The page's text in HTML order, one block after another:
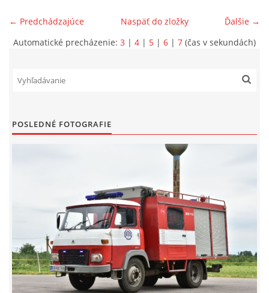
© 2026 eStránky.sk| Aktualizované 22. 7. 2026|Hore ↑
← Predchádzajúce Ďalšie →
Naspäť do zložky
Automatické precházenie: 3 | 4 | 5 | 6 | 7 (čas v sekundách)
POSLEDNÉ FOTOGRAFIE